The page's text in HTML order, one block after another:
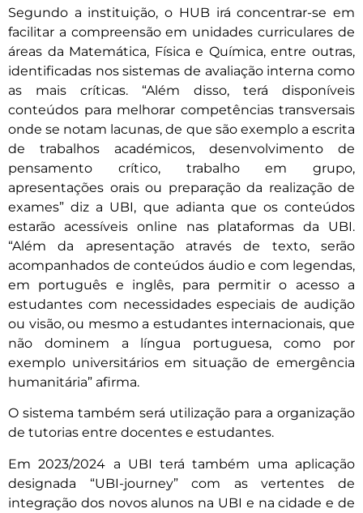
Segundo a instituição, o HUB irá concentrar-se em
facilitar a compreensão em unidades curriculares de
áreas da Matemática, Física e Química, entre outras,
identificadas nos sistemas de avaliação interna como
as mais críticas. “Além disso, terá disponíveis
conteúdos para melhorar competências transversais
onde se notam lacunas, de que são exemplo a escrita
de trabalhos académicos, desenvolvimento de
pensamento crítico, trabalho em grupo,
apresentações orais ou preparação da realização de
exames” diz a UBI, que adianta que os conteúdos
estarão acessíveis online nas plataformas da UBI.
“Além da apresentação através de texto, serão
acompanhados de conteúdos áudio e com legendas,
em português e inglês, para permitir o acesso a
estudantes com necessidades especiais de audição
ou visão, ou mesmo a estudantes internacionais, que
não dominem a língua portuguesa, como por
exemplo universitários em situação de emergência
humanitária” afirma.
O sistema também será utilização para a organização
de tutorias entre docentes e estudantes.
Em 2023/2024 a UBI terá também uma aplicação
designada “UBI-journey” com as vertentes de
integração dos novos alunos na UBI e na cidade e de